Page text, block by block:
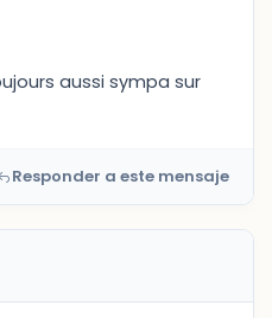
aussi sympa sur
Responder a este mensaje